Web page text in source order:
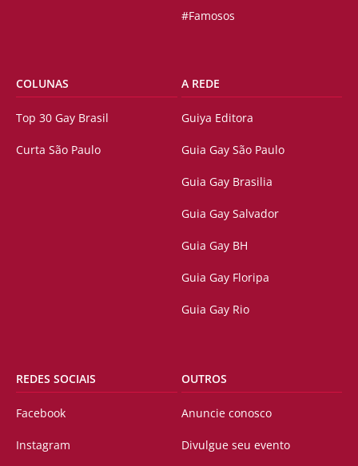
#Famosos
COLUNAS
Top 30 Gay Brasil
Curta São Paulo
A REDE
Guiya Editora
Guia Gay São Paulo
Guia Gay Brasilia
Guia Gay Salvador
Guia Gay BH
Guia Gay Floripa
Guia Gay Rio
REDES SOCIAIS
Facebook
Instagram
OUTROS
Anuncie conosco
Divulgue seu evento